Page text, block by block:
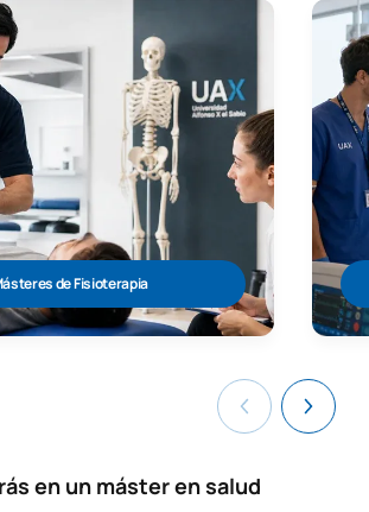
de Fisioterapia
en un máster en salud